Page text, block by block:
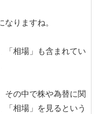
りますね。
「相場」も含まれてい
その中で株や為替に関
「相場」を見るという